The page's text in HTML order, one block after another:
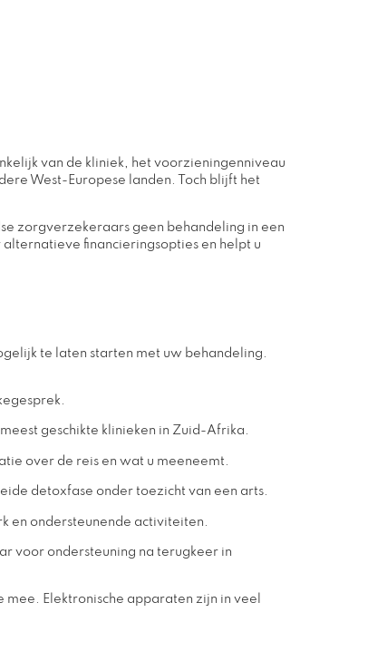
van de kliniek, het voorzieningenniveau
West-Europese landen. Toch blijft het
zorgverzekeraars geen behandeling in een
financieringsopties en helpt u
te laten starten met uw behandeling.
geschikte klinieken in Zuid-Afrika.
over de reis en wat u meeneemt.
detoxfase onder toezicht van een arts.
en ondersteunende activiteiten.
voor ondersteuning na terugkeer in
Elektronische apparaten zijn in veel